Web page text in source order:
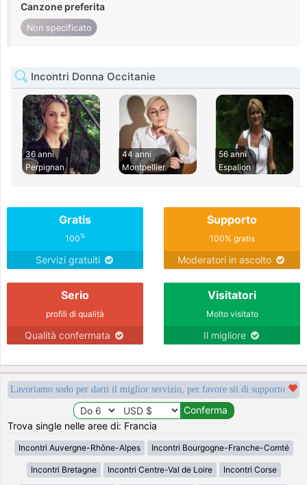
Canzone preferita
Non specificato
Incontri Donna Occitanie
36 anni
Perpignan
44 anni
Montpellier
56 anni
Espalion
Gratis
100%
Servizi gratuiti
Supporto
100% gratis
Moderatori in ascolto
Serio
profili di qualità
Qualità confermata
Visitatori
Molto visitato
Il migliore
Lavoriamo sodo per darti il miglior servizio, per favore sii di supporto
Trova single nelle aree di: Francia
Incontri Auvergne-Rhône-Alpes Incontri Bourgogne-Franche-Comté
Incontri Bretagne Incontri Centre-Val de Loire Incontri Corse